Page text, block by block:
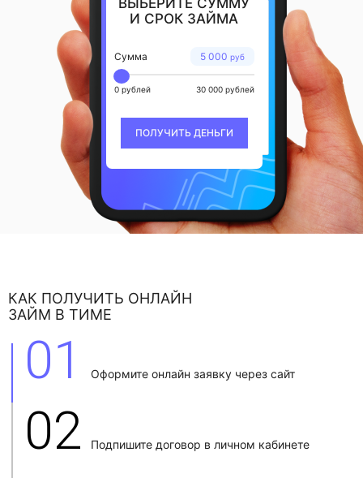
ВЫБЕРИТЕ СУММУ
И СРОК ЗАЙМА
5 000 руб
Сумма
0 рублей 30 000 рублей
ПОЛУЧИТЬ ДЕНЬГИ
КАК ПОЛУЧИТЬ ОНЛАЙН
ЗАЙМ В ТИМЕ
01 Оформите онлайн заявку через сайт
02 Подпишите договор в личном кабинете